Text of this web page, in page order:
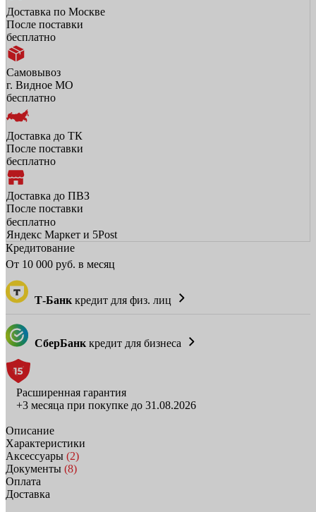
Доставка по Москве
После поставки
бесплатно
Самовывоз
г. Видное МО
бесплатно
Доставка до ТК
После поставки
бесплатно
Доставка до ПВЗ
После поставки
бесплатно
Яндекс Маркет и 5Post
Кредитование
От 10 000 руб. в месяц
Т-Банк кредит для физ. лиц
СберБанк кредит для бизнеса
Расширенная гарантия
+3 месяца при покупке до 31.08.2026
Описание
Характеристики
Аксессуары (2)
Документы (8)
Оплата
Доставка